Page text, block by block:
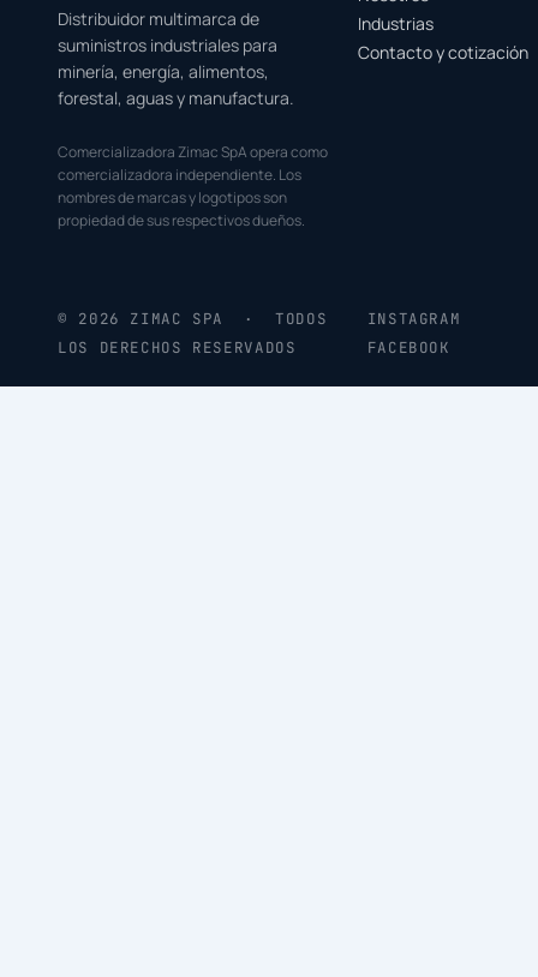
Distribuidor multimarca de
suministros industriales para
minería, energía, alimentos,
forestal, aguas y manufactura.
Comercializadora Zimac SpA opera como
comercializadora independiente. Los
nombres de marcas y logotipos son
propiedad de sus respectivos dueños.
Industrias
Contacto y cotización
© 2026 ZIMAC SPA · TODOS
LOS DERECHOS RESERVADOS
INSTAGRAM
FACEBOOK